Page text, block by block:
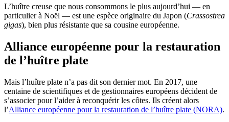
L’huître creuse que nous consommons le plus aujourd’hui — en
particulier à Noël — est une espèce originaire du Japon (Crassostrea
gigas), bien plus résistante que sa cousine européenne.
Alliance européenne pour la restauration
de l’huître plate
Mais l’huître plate n’a pas dit son dernier mot. En 2017, une
centaine de scientifiques et de gestionnaires européens décident de
s’associer pour l’aider à reconquérir les côtes. Ils créent alors
l’Alliance européenne pour la restauration de l’huître plate (NORA).